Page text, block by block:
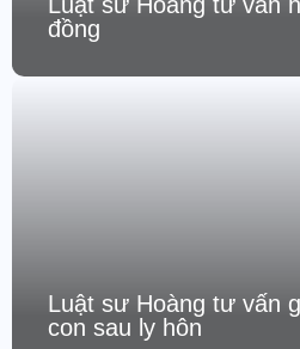
đồng
Luật sư Hoàng tư vấn
con sau ly hôn